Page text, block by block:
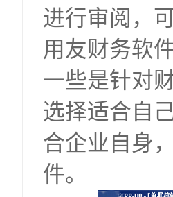
进行审阅，
用友财务软
一些是针对
选择适合自
合企业自身
件。